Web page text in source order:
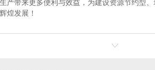
产带来更多便利与效益，为建设资源节约型
煌发展！